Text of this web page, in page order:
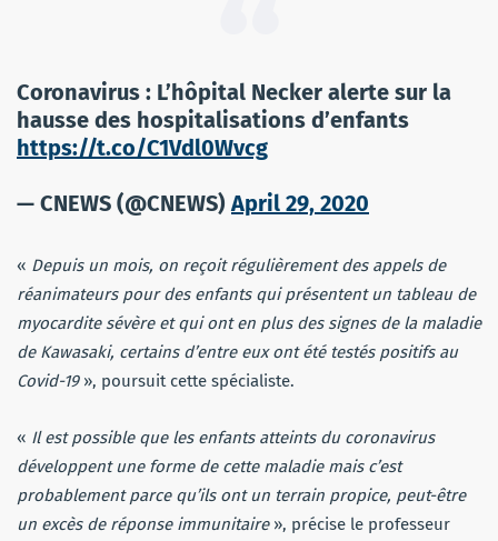
Coronavirus : L’hôpital Necker alerte sur la
hausse des hospitalisations d’enfants
https://t.co/C1Vdl0Wvcg
— CNEWS (@CNEWS)April 29, 2020
« Depuis un mois, on reçoit régulièrement des appels de
réanimateurs pour des enfants qui présentent un tableau de
myocardite sévère et qui ont en plus des signes de la maladie
de Kawasaki, certains d’entre eux ont été testés positifs au
Covid-19», poursuit cette spécialiste.
« Il est possible que les enfants atteints du coronavirus
développent une forme de cette maladie mais c’est
probablement parce qu’ils ont un terrain propice, peut-être
un excès de réponse immunitaire», précise le professeur